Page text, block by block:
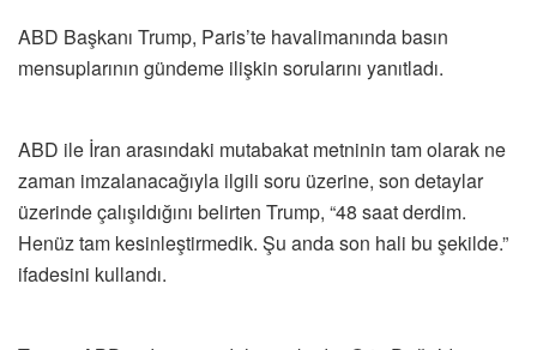
ABD Başkanı Trump, Paris’te havalimanında basın
mensuplarının gündeme ilişkin sorularını yanıtladı.
ABD ile İran arasındaki mutabakat metninin tam olarak ne
zaman imzalanacağıyla ilgili soru üzerine, son detaylar
üzerinde çalışıldığını belirten Trump, “48 saat derdim.
Henüz tam kesinleştirmedik. Şu anda son hali bu şekilde.”
ifadesini kullandı.